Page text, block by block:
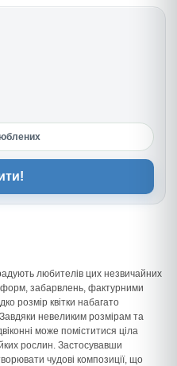
любителів цих незвичайних
форм, забарвлень, фактурними
розмір квітки набагато
невеликим розмірам та
може поміститися ціла
рослин. Застосувавши
чудові композиції, що